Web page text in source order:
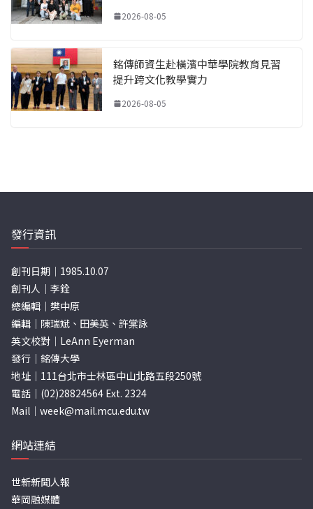
2026-08-05
銘傳師資生赴橫濱中華學院教育見習
提升跨文化教學實力
2026-08-05
發行資訊
創刊日期｜1985.10.07
創刊人｜李銓
總編輯｜樊中原
編輯｜陳瑞斌、田美英、許棠詠
英文校對｜LeAnn Eyerman
發行｜銘傳大學
地址｜111台北市士林區中山北路五段250號
電話｜(02)28824564 Ext. 2324
Mail｜ week@mail.mcu.edu.tw
網站連結
世新新聞人報
華岡融媒體